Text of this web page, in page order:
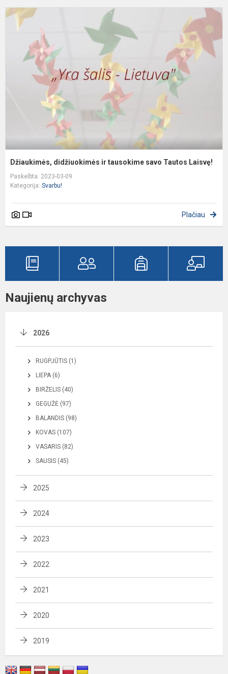
Džiaukimės, didžiuokimės ir tausokime savo Tautos Laisvę!
Paskelbta: 2023-03-09
Kategorija: Svarbu!
Plačiau
Naujienų archyvas
2026
RUGPJŪTIS (1)
LIEPA (6)
BIRŽELIS (40)
GEGUŽĖ (97)
BALANDIS (98)
KOVAS (107)
VASARIS (82)
SAUSIS (45)
2025
2024
2023
2022
2021
2020
2019